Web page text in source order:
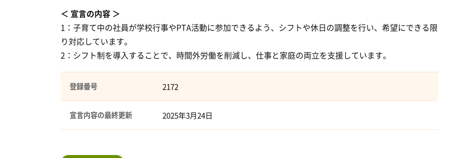
宣言の内容
1：子育て中の社員が学校行事やPTA活動に参加できるよう、シフトや休日の調整を行い、希望にできる限
り対応しています。
2：シフト制を導入することで、時間外労働を削減し、仕事と家庭の両立を支援しています。
登録番号 2172
宣言内容の最終更新 2025年3月24日